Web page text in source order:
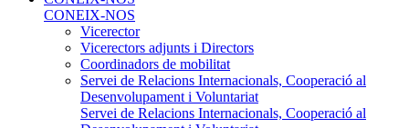
CONEIX-NOS
Vicerector
Vicerectors adjunts i Directors
Coordinadors de mobilitat
Servei de Relacions Internacionals, Cooperació al
Desenvolupament i Voluntariat
Servei de Relacions Internacionals, Cooperació al